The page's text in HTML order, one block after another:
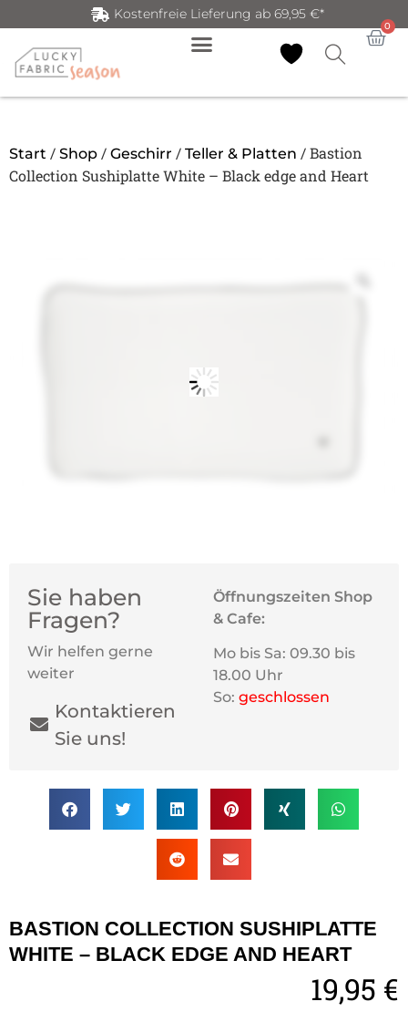
Kostenfreie Lieferung ab 69,95 €*
0
Start / Shop / Geschirr / Teller & Platten / Bastion
Collection Sushiplatte White – Black edge and Heart
Sie haben
Fragen?
Wir helfen gerne
weiter
Kontaktieren
Sie uns!
Öffnungszeiten Shop
& Cafe:
Mo bis Sa: 09.30 bis
18.00 Uhr
So: geschlossen
BASTION COLLECTION SUSHIPLATTE
WHITE – BLACK EDGE AND HEART
19,95 €